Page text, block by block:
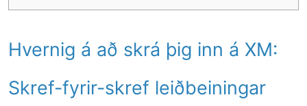
Hvernig á að skrá þig inn á XM:
Skref-fyrir-skref leiðbeiningar